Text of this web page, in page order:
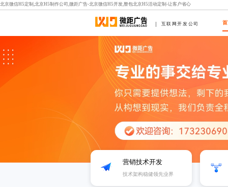
北京微信H5定制,北京H5制作公司,微距广告-北京微信H5开发,整包北京H5活动定制-让客户省心
互联网开发公司
营销技术开发
技术架构稳健领先业界